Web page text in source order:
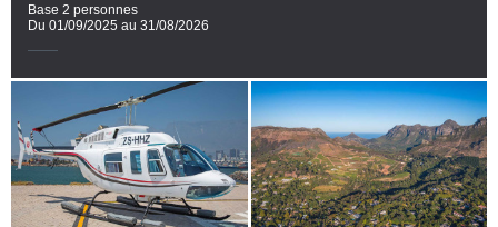
Base 2 personnes
Du 01/09/2025 au 31/08/2026